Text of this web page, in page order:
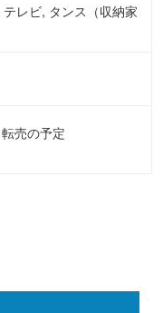
レビ, タンス（収納家
売の予定